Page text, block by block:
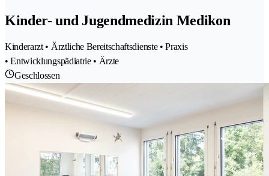
Kinder- und Jugendmedizin Medikon
Kinderarzt • Ärztliche Bereitschaftsdienste • Praxis
• Entwicklungspädiatrie • Ärzte
Geschlossen